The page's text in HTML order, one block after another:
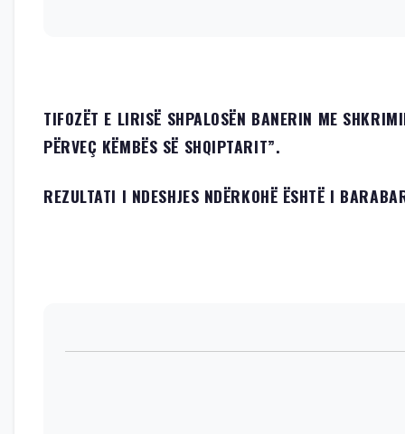
TIFOZËT E LIRISË SHPALOSËN BANERIN ME
PËRVEÇ KËMBËS SË SHQIPTARIT”.
REZULTATI I NDESHJES NDËRKOHË ËSHTË I